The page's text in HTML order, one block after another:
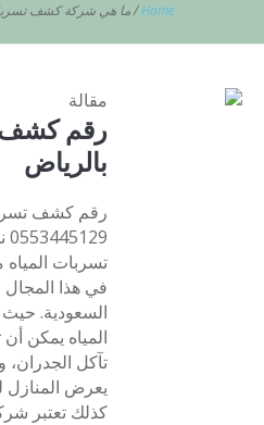
Home
/ما هي شركة كشف
مقالة
رقم كشف
بالرياض
رقم كشف
تسربات المياه
في هذا المجال
السعودية.
المياه يمكن
تآكل الجدران،
يعرض
كذلك تعتبر